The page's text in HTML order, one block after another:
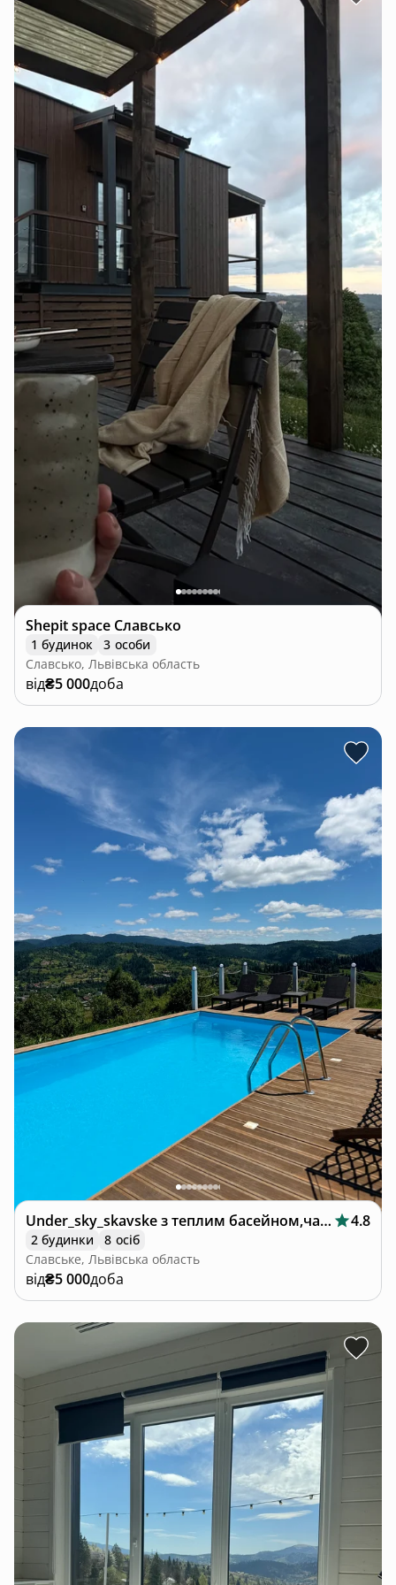
Shepit space Славсько
1 будинок
3 особи
Славсько, Львівська область
від₴5 000доба
Under_sky_skavske з теплим басейном,чаном 4.8
2 будинки
8 осіб
Славське, Львівська область
від₴5 000доба